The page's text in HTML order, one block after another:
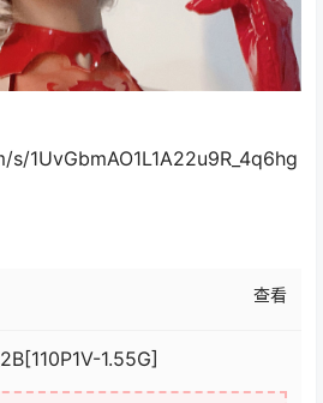
1UvGbmAO1L1A22u9R_4q6hg
查看
1.55G]